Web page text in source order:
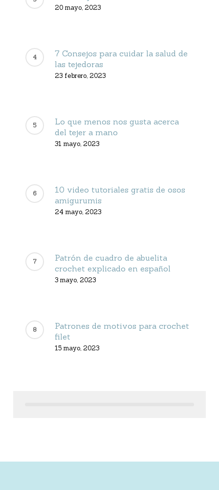
20 mayo, 2023
7 Consejos para cuidar la salud de
las tejedoras
23 febrero, 2023
Lo que menos nos gusta acerca
del tejer a mano
31 mayo, 2023
10 video tutoriales gratis de osos
amigurumis
24 mayo, 2023
Patrón de cuadro de abuelita
crochet explicado en español
3 mayo, 2023
Patrones de motivos para crochet
filet
15 mayo, 2023